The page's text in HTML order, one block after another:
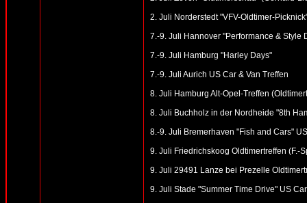
2. Juli Norderstedt "VFV-Oldtimer-
7.-9. Juli Hannover "Performance & Style
7.-9. Juli Hamburg "Harley Days"
7.-9. Juli Aurich US Car & Van Treffen
8. Juli Hamburg Alt-Opel-Treffen
8. Juli Buchholz in der Nordheide "8th
8.-9. Juli Bremerhaven "Fish and Cars"
9. Juli Friedrichskoog Oldtimertreffen (F.-
9. Juli 29491 Lanze bei Prezelle
9. Juli Stade "Summer Time Drive" US